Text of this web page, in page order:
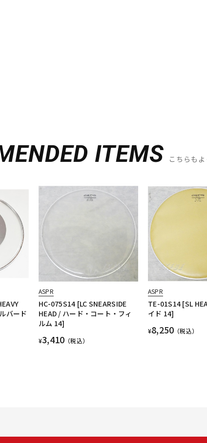
ITEMS こちらも
バード
ASPR
HC-075S14 [LC SNEARSIDE
HEAD / ハード・コート・フィ
ルム 14]
¥3,410 （税込）
ASPR
TE-01S14 [SL
イド 14]
¥8,250 （税込）